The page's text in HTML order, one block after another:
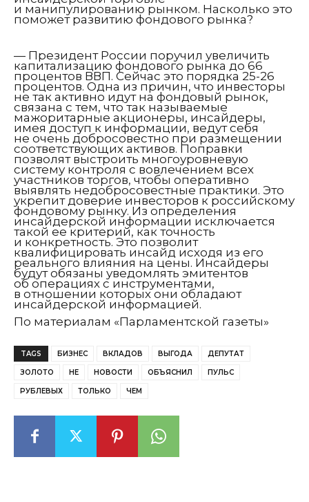
и манипулированию рынком. Насколько это
поможет развитию фондового рынка?
— Президент России поручил увеличить
капитализацию фондового рынка до 66
процентов ВВП. Сейчас это порядка 25-26
процентов. Одна из причин, что инвесторы
не так активно идут на фондовый рынок,
связана с тем, что так называемые
мажоритарные акционеры, инсайдеры,
имея доступ к информации, ведут себя
не очень добросовестно при размещении
соответствующих активов. Поправки
позволят выстроить многоуровневую
систему контроля с вовлечением всех
участников торгов, чтобы оперативно
выявлять недобросовестные практики. Это
укрепит доверие инвесторов к российскому
фондовому рынку. Из определения
инсайдерской информации исключается
такой ее критерий, как точность
и конкретность. Это позволит
квалифицировать инсайд исходя из его
реального влияния на цены. Инсайдеры
будут обязаны уведомлять эмитентов
об операциях с инструментами,
в отношении которых они обладают
инсайдерской информацией.
По материалам «Парламентской газеты»
TAGS БИЗНЕС ВКЛАДОВ ВЫГОДА ДЕПУТАТ
ЗОЛОТО НЕ НОВОСТИ ОБЪЯСНИЛ ПУЛЬС
РУБЛЕВЫХ ТОЛЬКО ЧЕМ